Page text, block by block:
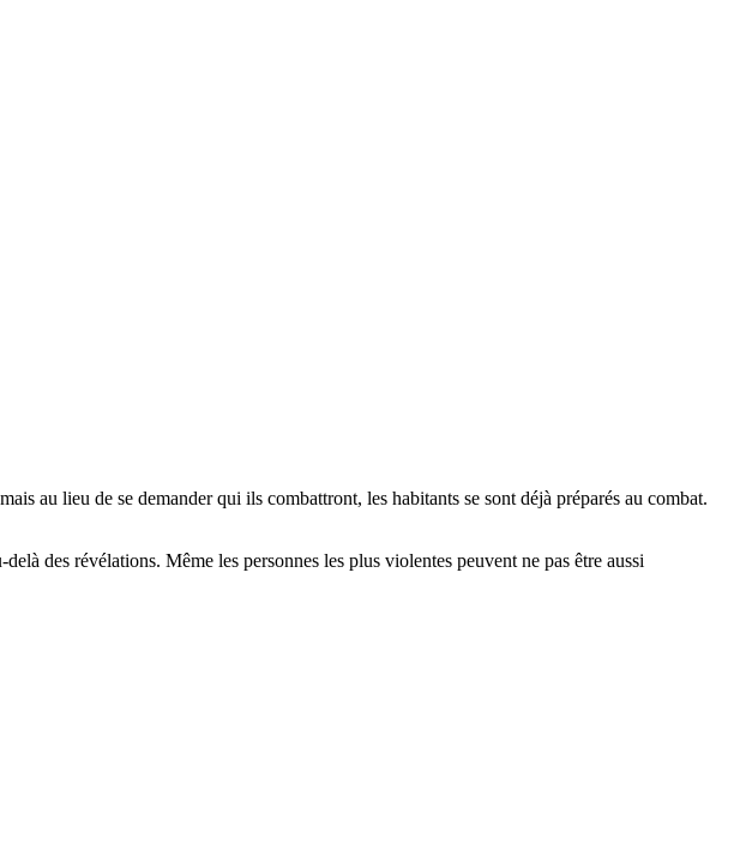
au lieu de se demander qui ils combattront, les habitants se sont déjà préparés au combat.
des révélations. Même les personnes les plus violentes peuvent ne pas être aussi